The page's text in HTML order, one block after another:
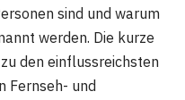
sind und warum
werden. Die kurze
den einflussreichsten
Fernseh- und